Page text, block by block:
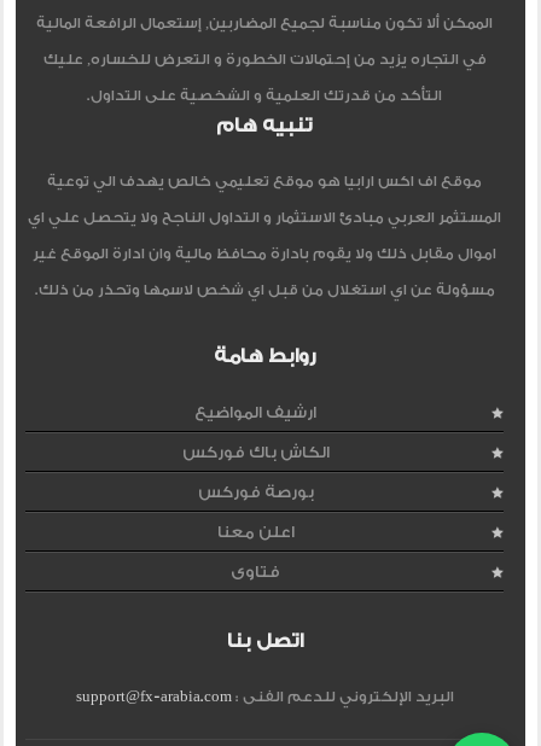
الممكن ألا تكون مناسبة لجميع المضاربين, إستعمال الرافعة المالية
في التجاره يزيد من إحتمالات الخطورة و التعرض للخساره, عليك
التأكد من قدرتك العلمية و الشخصية على التداول.
تنبيه هام
موقع اف اكس ارابيا هو موقع تعليمي خالص يهدف الي توعية
المستثمر العربي مبادئ الاستثمار و التداول الناجح ولا يتحصل علي اي
اموال مقابل ذلك ولا يقوم بادارة محافظ مالية وان ادارة الموقع غير
مسؤولة عن اي استغلال من قبل اي شخص لاسمها وتحذر من ذلك.
روابط هامة
ارشيف المواضيع
الكاش باك فوركس
بورصة فوركس
اعلن معنا
فتاوى
اتصل بنا
البريد الإلكتروني للدعم الفنى :support@fx-arabia.com